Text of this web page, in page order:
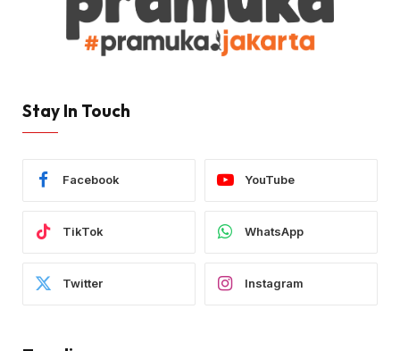
Stay In Touch
Facebook YouTube
TikTok WhatsApp
Twitter Instagram